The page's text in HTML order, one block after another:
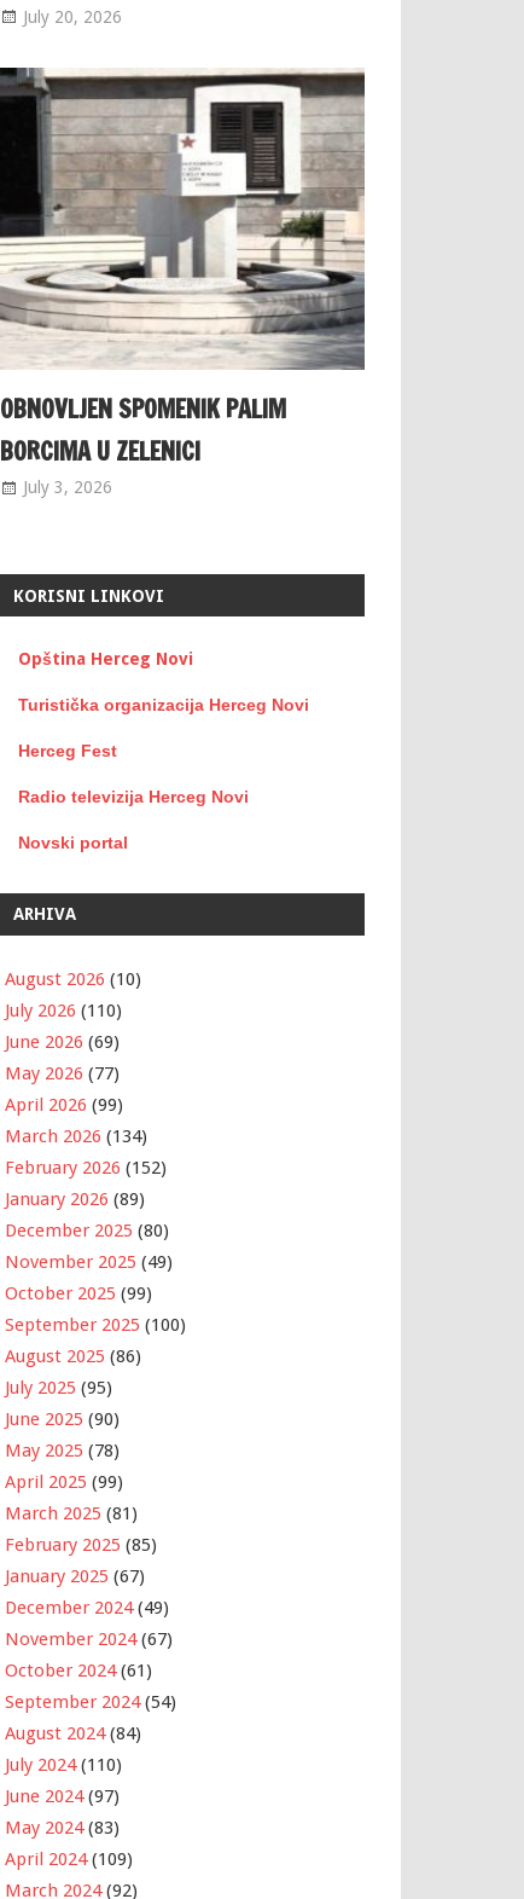
July 20, 2026
OBNOVLJEN SPOMENIK PALIM
BORCIMA U ZELENICI
July 3, 2026
KORISNI LINKOVI
Opština Herceg Novi
Turistička organizacija Herceg Novi
Herceg Fest
Radio televizija Herceg Novi
Novski portal
ARHIVA
August 2026 (10)
July 2026 (110)
June 2026 (69)
May 2026 (77)
April 2026 (99)
March 2026 (134)
February 2026 (152)
January 2026 (89)
December 2025 (80)
November 2025 (49)
October 2025 (99)
September 2025 (100)
August 2025 (86)
July 2025 (95)
June 2025 (90)
May 2025 (78)
April 2025 (99)
March 2025 (81)
February 2025 (85)
January 2025 (67)
December 2024(49)
November 2024(67)
October 2024(61)
September 2024(54)
August 2024(84)
July 2024(110)
June 2024(97)
May 2024(83)
April 2024(109)
March 2024(92)